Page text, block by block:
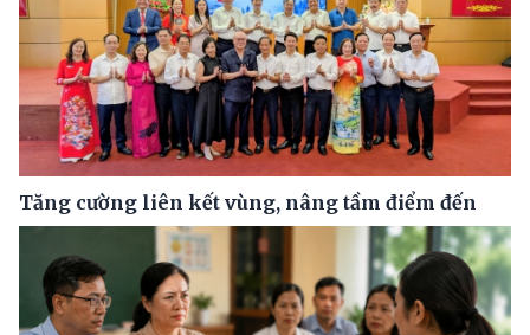
Tăng cường liên kết vùng, nâng tầm điểm đến